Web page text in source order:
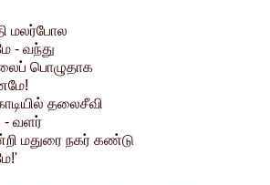
மலர்போல
- வந்து
பொழுதாக
தலைசீவி
வளர்
மதுரை நகர் கண்டு